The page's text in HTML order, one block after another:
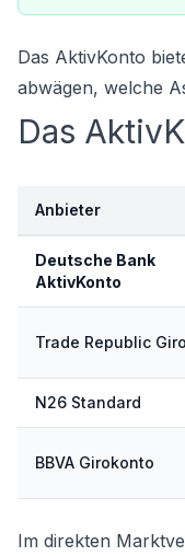
Das AktivKonto
abwägen, welche
Das
Anbieter
Deutsche Bank
AktivKonto
Trade Republic
N26 Standard
BBVA Girokonto
Im direkten